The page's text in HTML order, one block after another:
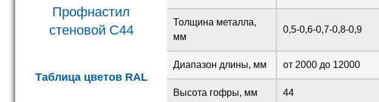
Профнастил
стеновой С44
Таблица цветов RAL
Толщина металла,
мм
0,5-0,6-0,7-0,8-0,9
Диапазон длины, мм от 2000 до 12000
Высота гофры, мм 44